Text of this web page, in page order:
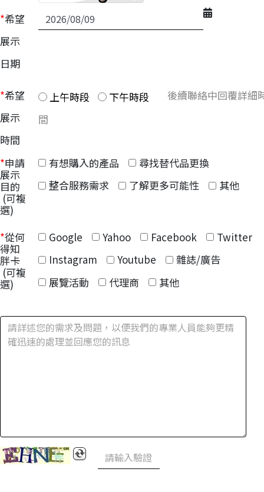
*希望
展示
日期
*希望
展示
時間
上午時段 下午時段
後續聯絡中回覆詳細
間
*申請
展示
目的
(可複
選)
有想購入的產品
尋找替代品更換
整合服務需求
了解更多可能性 其他
*從何
得知
胖卡
(可複
選)
Google Yahoo Facebook
Twitter
Instagram
Youtube
雜誌/廣告
展覽活動
代理商 其他